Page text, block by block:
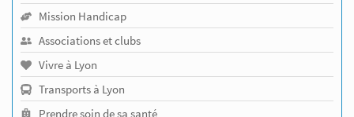
Mission Handicap
Associations et clubs
Vivre à Lyon
Transports à Lyon
Prendre soin de sa santé